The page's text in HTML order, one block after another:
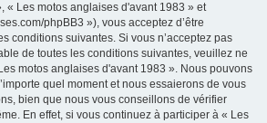
« Les motos anglaises d'avant 1983 » et
phpBB3 »), vous acceptez d’être
conditions suivantes. Si vous n’acceptez pas
de toutes les conditions suivantes, veuillez ne
motos anglaises d'avant 1983 ». Nous pouvons
quel moment et nous essaierons de vous
bien que nous vous conseillons de vérifier
En effet, si vous continuez à participer à « Les